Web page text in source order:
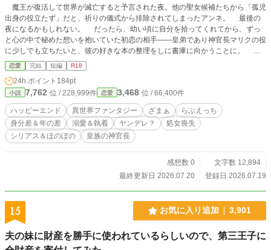
魔王が復活して世界が滅亡すると予言された夜。他の聖女候補たちから「孤児
出身の役立たず」だと、祈りの儀式から排除されてしまったアンネ。 最後の
夜になるかもしれない。 だったら、幼い頃に自分を拾ってくれてから、ずっ
と心の中で秘めた想いを抱いていた初恋の相手――皇弟であり神官長マリクの役
に少しでも立ちたいと、彼の好きな本の整理をしに書庫に向かうことに。 そ
こでたまたまマリクと出会ったアンネは、最後の晩餐を二人でとることになった
のだが……マリクの様子が豹変して――？ ※Ｒ18には※ ※7/5世界滅亡の予言
の日までに投稿したくて書きました。 ※思い付きなので、ふんわり設定。脱衣
とか無理矢理とか何でも許せる人向け。 ※ムーンライトノベルズの完結作品。
※人外（魔王） ※本編1万字数前後のさくっと読める短編です。 ※マリクsideも
あります。ヤンデレエンド派はどうぞお読みくださいませ。
恋愛 完結 短編 R18
24h.ポイント 184pt
小説 7,762 位 / 228,999件 恋愛 3,468 位 / 66,400件
ハッピーエンド 異世界ファンタジー ざまぁ
らぶえっち
身分差＆年の差
溺愛＆執着 ヤンデレ？
処女喪失
シリアス＆ほのぼの
皇族の神官長
感想数 0
文字数 12,894
最終更新日 2026.07.20
登録日 2026.07.19
15 お気に入り追加 3,901
夫の妹に財産を勝手に使われているらしいので、第三王子に